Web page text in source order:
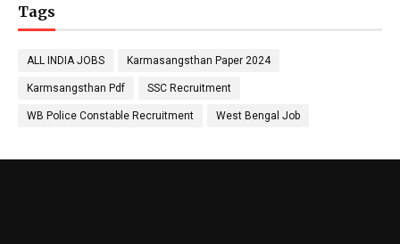
Tags
ALL INDIA JOBS Karmasangsthan Paper 2024
Karmsangsthan Pdf SSC Recruitment
WB Police Constable Recruitment West Bengal Job